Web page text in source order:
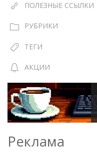
ПОЛЕЗНЫЕ ССЫЛКИ
РУБРИКИ
ТЕГИ
АКЦИИ
Реклама